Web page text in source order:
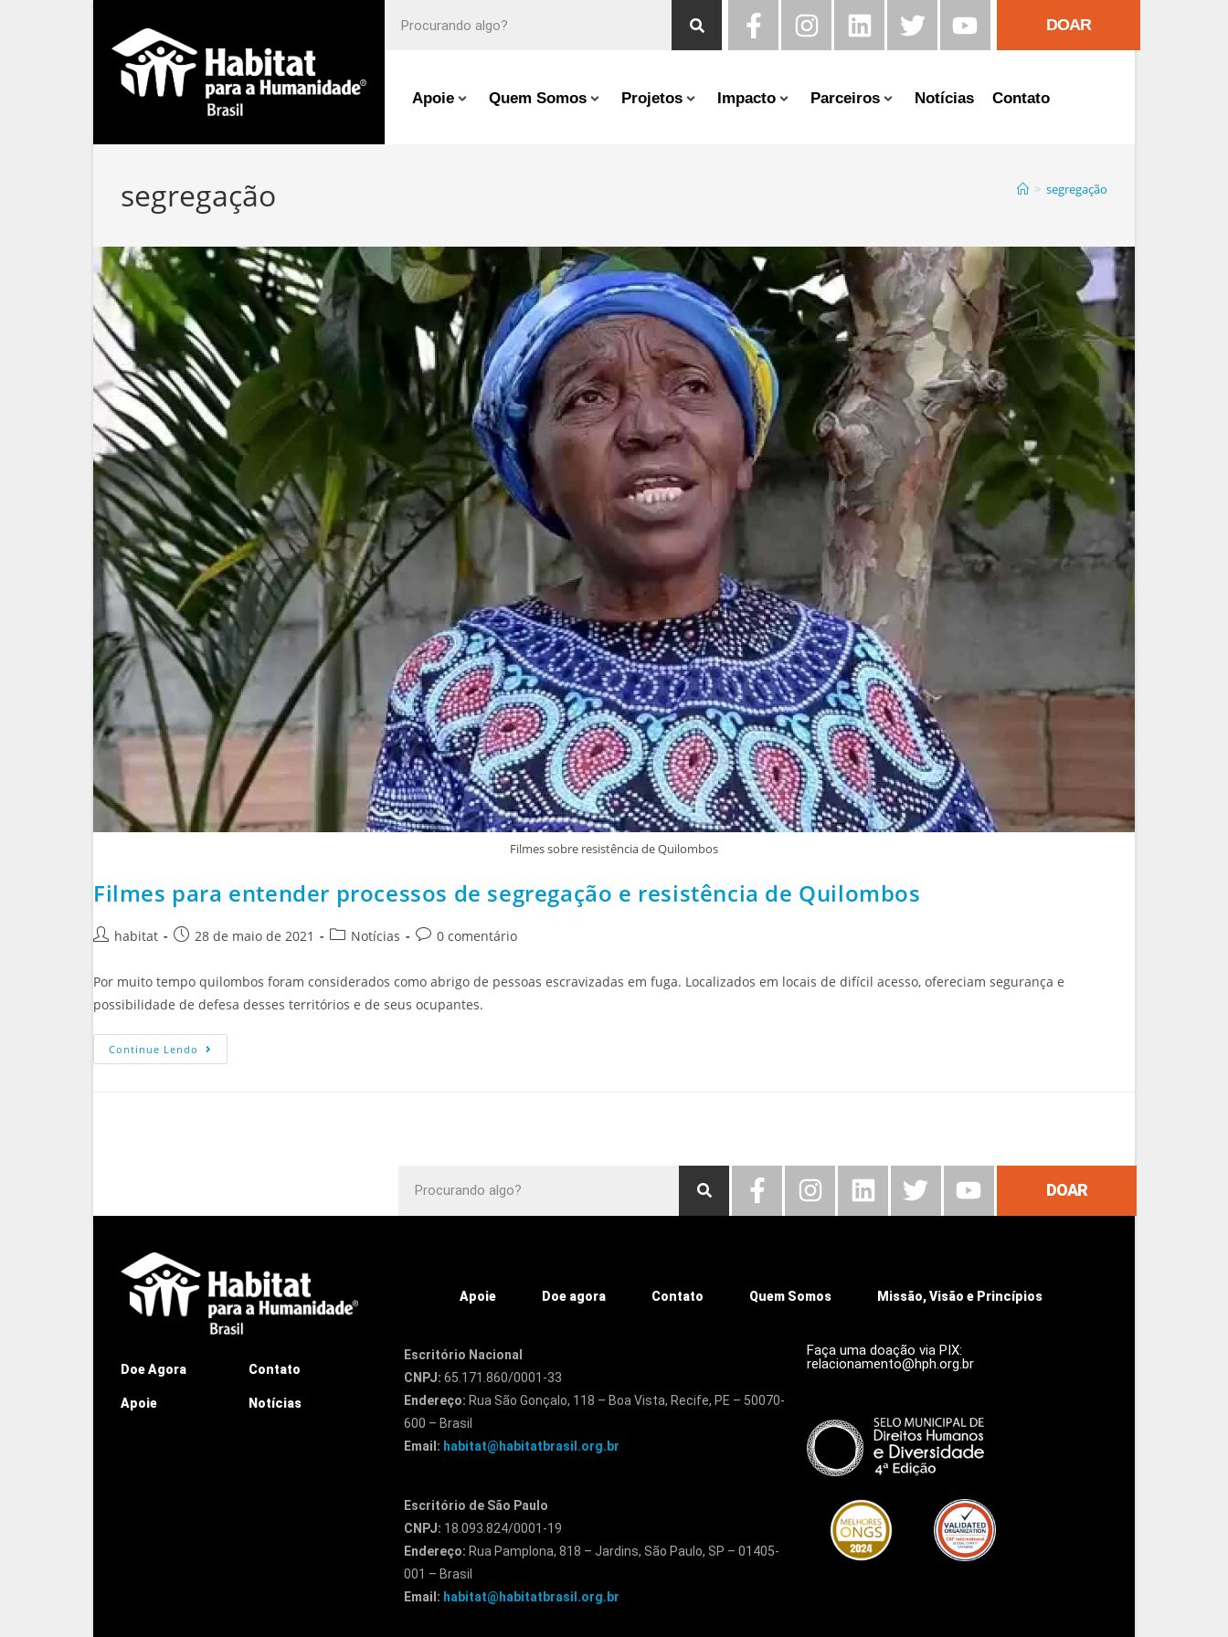
DOAR
Apoie Quem Somos Projetos Impacto Parceiros Notícias Contato
segregação > segregação
Filmes sobre resistência de Quilombos
Filmes para entender processos de segregação e resistência de Quilombos
habitat 28 de maio de 2021 Notícias 0 comentário
Por muito tempo quilombos foram considerados como abrigo de pessoas escravizadas em fuga. Localizados em locais de difícil acesso, ofereciam segurança e
possibilidade de defesa desses territórios e de seus ocupantes.
Continue Lendo
DOAR
Doe Agora
Apoie
Contato
Notícias
Apoie Doe agora Contato Quem Somos Missão, Visão e Princípios
Escritório Nacional
CNPJ: 65.171.860/0001-33
Endereço: Rua São Gonçalo, 118 – Boa Vista, Recife, PE – 50070-
600 – Brasil
Email: habitat@habitatbrasil.org.br
Escritório de São Paulo
CNPJ: 18.093.824/0001-19
Endereço: Rua Pamplona, 818 – Jardins, São Paulo, SP – 01405-
001 – Brasil
Email: habitat@habitatbrasil.org.br
Faça uma doação via PIX:
relacionamento@hph.org.br